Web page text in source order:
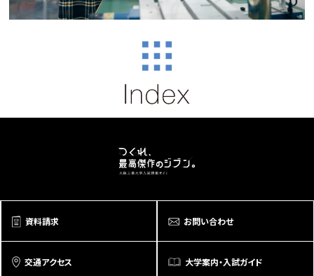
資料請求 お問い合わせ
交通アクセス 大学案内・入試ガイド